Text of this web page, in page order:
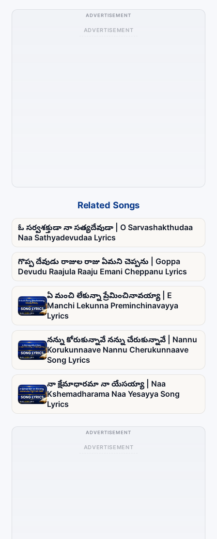
ADVERTISEMENT
ADVERTISEMENT
Related Songs
ఓ సర్వశక్తుడా నా సత్యదేవుడా | O Sarvashakthudaa
Naa Sathyadevudaa Lyrics
గొప్ప దేవుడు రాజుల రాజు ఏమని చెప్పను | Goppa
Devudu Raajula Raaju Emani Cheppanu Lyrics
ఏ మంచి లేకున్నా ప్రేమించినావయ్యా | E
Manchi Lekunna Preminchinavayya
Lyrics
నన్ను కోరుకున్నావే నన్ను చేరుకున్నావే | Nannu
Korukunnaave Nannu Cherukunnaave
Song Lyrics
నా క్షేమాధారమా నా యేసయ్యా | Naa
Kshemadharama Naa Yesayya Song
Lyrics
ADVERTISEMENT
ADVERTISEMENT